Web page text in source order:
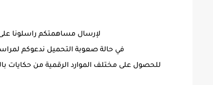
لإرسال مساهمتكم راسلونا على
في حالة صعوبة التحميل ندعوكم
للحصول على مختلف الموارد الرقمية من حكايات